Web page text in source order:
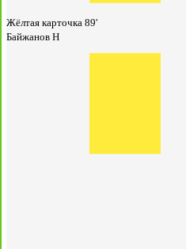
Жёлтая карточка 89'
Байжанов Н